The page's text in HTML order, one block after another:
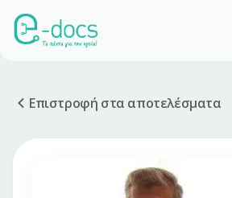
Επιστροφή στα αποτελέσματα